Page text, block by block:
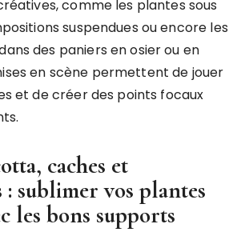
comme les plantes sous
suspendues ou encore les
des paniers en osier ou en
en scène permettent de jouer
et de créer des points focaux
caches et
: sublimer vos plantes
les bons supports